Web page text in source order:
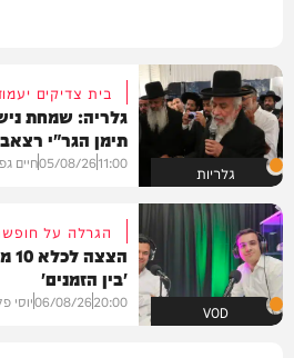
גלריות
בית צדיקים
גלריה: שמחת
תימן הגר"י
11:00
05/08/26חיים
VOD
הגרלה על
'בין הזמנים'
20:00
06/08/26יוסי